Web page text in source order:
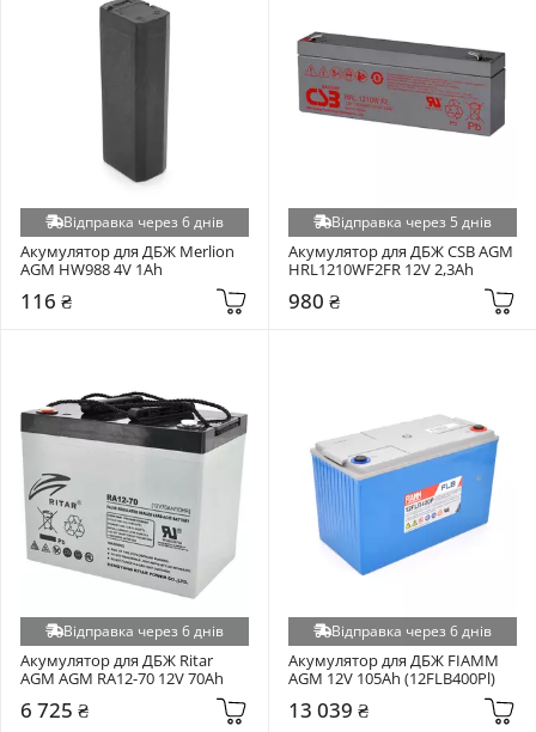
Відправка через 6 днів
Акумулятор для ДБЖ Merlion
AGM HW988 4V 1Ah
116 ₴
Відправка через 5 днів
Акумулятор для ДБЖ CSB AGM
HRL1210WF2FR 12V 2,3Ah
980 ₴
Відправка через 6 днів
Акумулятор для ДБЖ Ritar
AGM AGM RA12-70 12V 70Ah
6 725 ₴
Відправка через 6 днів
Акумулятор для ДБЖ FIAMM
AGM 12V 105Ah (12FLB400Pl)
13 039 ₴